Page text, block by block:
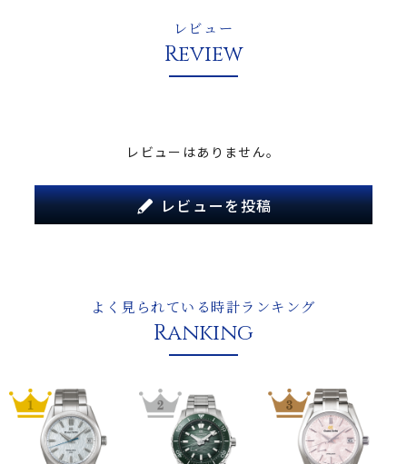
レビュー
Review
レビューはありません。
レビューを投稿
よく見られている時計ランキング
Ranking